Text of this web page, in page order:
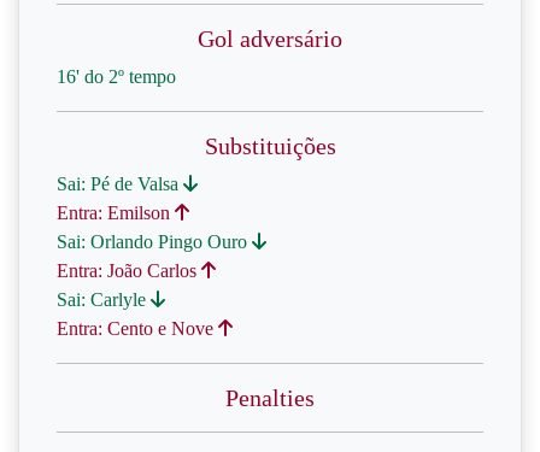
Gol adversário
16' do 2º tempo
Substituições
Sai: Pé de Valsa
Entra: Emilson
Sai: Orlando Pingo Ouro
Entra: João Carlos
Sai: Carlyle
Entra: Cento e Nove
Penalties